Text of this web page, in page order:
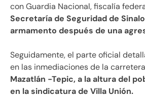
con Guardia Nacional, fiscalía
Secretaría de Seguridad de
armamento después de una
Seguidamente, el parte oficial
en las inmediaciones de la
Mazatlán -Tepic, a la altura del
en la sindicatura de Villa Unión.